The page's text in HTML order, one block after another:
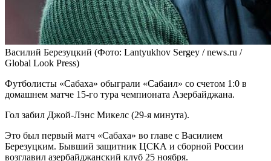
Василий Березуцкий (Фото: Lantyukhov Sergey / news.ru /
Global Look Press)
Футболисты «Сабаха» обыграли «Сабаил» со счетом 1:0 в
домашнем матче 15-го тура чемпионата Азербайджана.
Гол забил Джой-Лэнс Микелс (29-я минута).
Это был первый матч «Сабаха» во главе с Василием
Березуцким. Бывший защитник ЦСКА и сборной России
возглавил азербайджанский клуб 25 ноября.